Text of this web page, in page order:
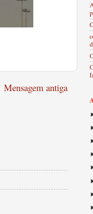
Mensagem antiga